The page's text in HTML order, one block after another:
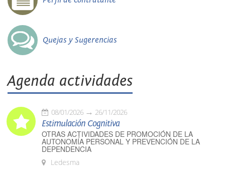
Quejas y Sugerencias
Agenda actividades
08/01/2026 26/11/2026
Estimulación Cognitiva
OTRAS ACTIVIDADES DE PROMOCIÓN DE LA
AUTONOMÍA PERSONAL Y PREVENCIÓN DE LA
DEPENDENCIA
Ledesma